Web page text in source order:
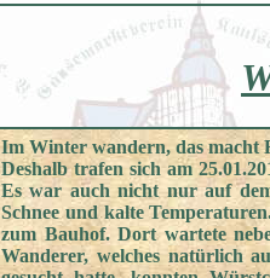
Im Winter wandern, das macht
Deshalb trafen sich am
Es war auch nicht nur auf
Schnee und kalte
zum Bauhof. Dort wartete
Wanderer, welches natürlich